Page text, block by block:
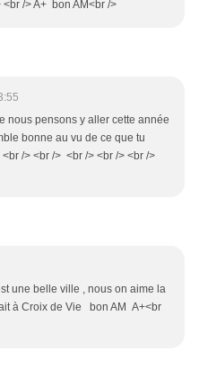
/> A+ bon AM<br />
nous pensons y aller cette année
bonne au vu de ce que tu
/> <br /> <br /> <br /> <br />
une belle ville , nous on aime la
à Croix de Vie bon AM A+<br